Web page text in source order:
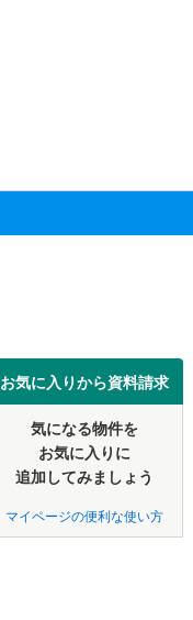
お気に入りから資料請求
気になる物件を
お気に入りに
追加してみましょう
マイページの便利な使い方